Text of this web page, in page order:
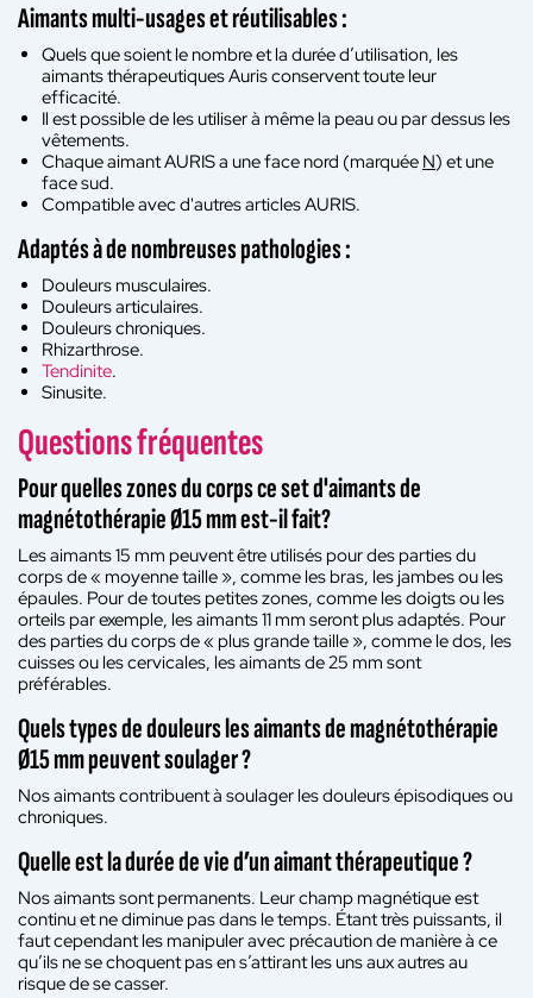
Aimants multi-usages et réutilisables :
Quels que soient le nombre et la durée d’utilisation, les
aimants thérapeutiques Auris conservent toute leur
efficacité.
Il est possible de les utiliser à même la peau ou par dessus les
vêtements.
Chaque aimant AURIS a une face nord (marquée N) et une
face sud.
Compatible avec d'autres articles AURIS.
Adaptés à de nombreuses pathologies :
Douleurs musculaires.
Douleurs articulaires.
Douleurs chroniques.
Rhizarthrose.
Tendinite.
Sinusite.
Questions fréquentes
Pour quelles zones du corps ce set d'aimants de
magnétothérapie Ø15 mm est-il fait?
Les aimants 15 mm peuvent être utilisés pour des parties du
corps de « moyenne taille », comme les bras, les jambes ou les
épaules. Pour de toutes petites zones, comme les doigts ou les
orteils par exemple, les aimants 11 mm seront plus adaptés. Pour
des parties du corps de « plus grande taille », comme le dos, les
cuisses ou les cervicales, les aimants de 25 mm sont
préférables.
Quels types de douleurs les aimants de magnétothérapie
Ø15 mm peuvent soulager ?
Nos aimants contribuent à soulager les douleurs épisodiques ou
chroniques.
Quelle est la durée de vie d’un aimant thérapeutique ?
Nos aimants sont permanents. Leur champ magnétique est
continu et ne diminue pas dans le temps. Étant très puissants, il
faut cependant les manipuler avec précaution de manière à ce
qu’ils ne se choquent pas en s’attirant les uns aux autres au
risque de se casser.